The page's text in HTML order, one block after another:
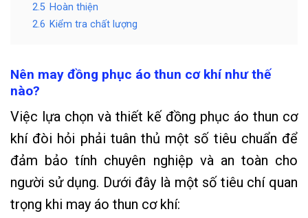
2.5 Hoàn thiện
2.6 Kiểm tra chất lượng
Nên may đồng phục áo thun cơ khí như thế
nào?
Việc lựa chọn và thiết kế đồng phục áo thun cơ
khí đòi hỏi phải tuân thủ một số tiêu chuẩn để
đảm bảo tính chuyên nghiệp và an toàn cho
người sử dụng. Dưới đây là một số tiêu chí quan
trọng khi may áo thun cơ khí: